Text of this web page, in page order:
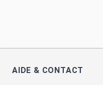
AIDE & CONTACT